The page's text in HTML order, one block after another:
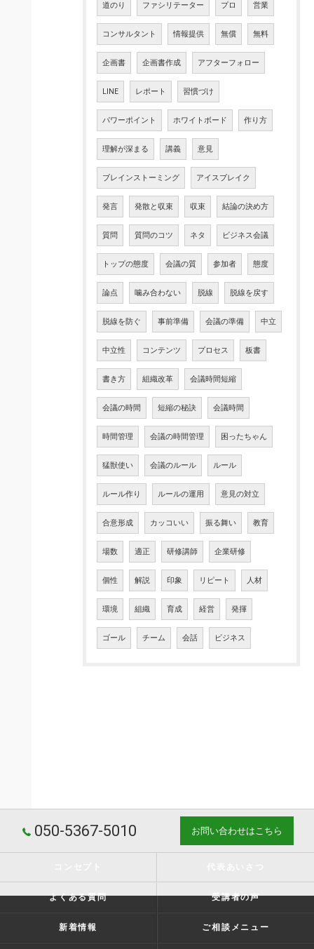
道のり ファシリテーター プロ 営業
コンサルタント 情報提供 無償 無料
企画書 企画書作成 アフターフォロー
LINE レポート 習慣づけ
パワーポイント ホワイトボード 作り方
理解が深まる 講義 意見
ブレインストーミング アイスブレイク
発言 発散と収束 収束 結論の決め方
質問 質問のコツ ネタ ビジネス会議
トップの態度 会議の質 参加者 態度
論点 噛み合わない 脱線 脱線を戻す
脱線を防ぐ 事前準備 会議の準備 中立
中立性 コンテンツ プロセス 板書
書き方 組織改革 会議時間短縮
会議の時間 短縮の秘訣 会議時間
時間管理 会議の時間管理 困ったちゃん
猛獣使い 会議のルール ルール
ルール作り ルールの運用 意見の対立
合意形成 カッコいい 振る舞い 教育
場数 適正 研修講師 企業研修
個性 解説 印象 リピート 人材
環境 組織 育成 経営 発揮
ゴール チーム 会話 ビジネス
050-5367-5010 お問い合わせはこちら
よくある質問 受講者の声
新着情報 ご相談メニュー